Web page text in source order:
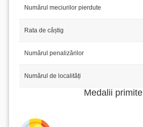
Numărul meciurilor pierdute
Rata de câștig
Numărul penalizărilor
Numărul de localități
Medalii primite